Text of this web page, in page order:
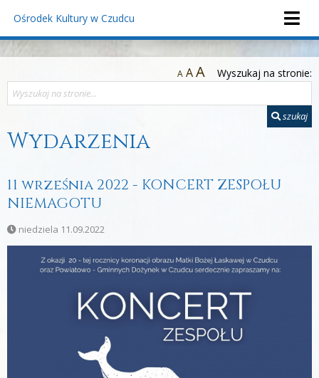
Ośrodek Kultury w Czudcu
A AA Wyszukaj na stronie:
szukaj
Wydarzenia
11 września 2022 - KONCERT ZESPOŁU
NIEMAGOTU
niedziela 11.09.2022